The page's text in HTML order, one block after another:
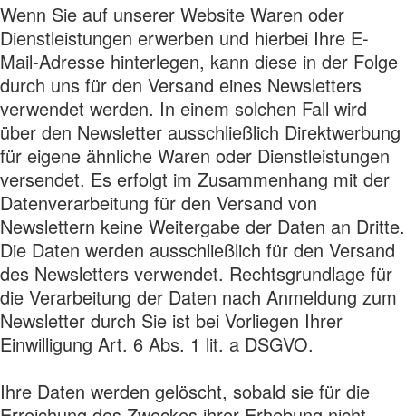
Wenn Sie auf unserer Website Waren oder
Dienstleistungen erwerben und hierbei Ihre E-
Mail-Adresse hinterlegen, kann diese in der Folge
durch uns für den Versand eines Newsletters
verwendet werden. In einem solchen Fall wird
über den Newsletter ausschließlich Direktwerbung
für eigene ähnliche Waren oder Dienstleistungen
versendet. Es erfolgt im Zusammenhang mit der
Datenverarbeitung für den Versand von
Newslettern keine Weitergabe der Daten an Dritte.
Die Daten werden ausschließlich für den Versand
des Newsletters verwendet. Rechtsgrundlage für
die Verarbeitung der Daten nach Anmeldung zum
Newsletter durch Sie ist bei Vorliegen Ihrer
Einwilligung Art. 6 Abs. 1 lit. a DSGVO.
Ihre Daten werden gelöscht, sobald sie für die